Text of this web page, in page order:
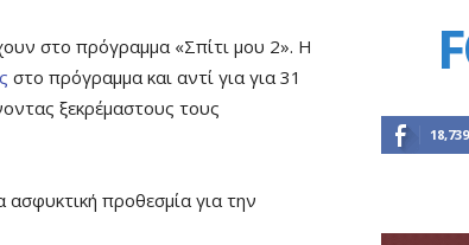
στο πρόγραμμα «Σπίτι μου 2». Η
στο πρόγραμμα και αντί για για 31
ξεκρέμαστους τους
προθεσμία για την
18,739